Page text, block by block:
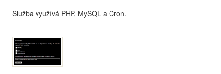
Služba využívá PHP, MySQL a Cron.